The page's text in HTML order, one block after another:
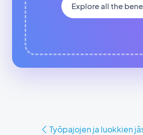
Explore all the
Työpajojen ja luokkien